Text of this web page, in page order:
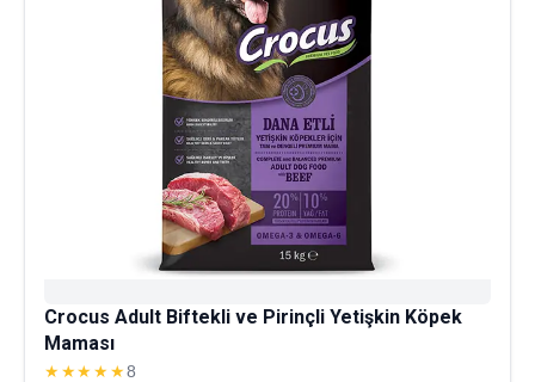
Crocus Adult Biftekli ve Pirinçli Yetişkin Köpek
Maması
★★★★★8